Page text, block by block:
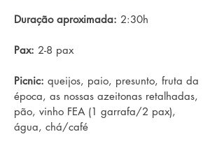
Duração aproximada: 2:30h
Pax: 2-8 pax
Picnic: queijos, paio, presunto, fruta da
época, as nossas azeitonas retalhadas,
pão, vinho FEA (1 garrafa/2 pax),
água, chá/café